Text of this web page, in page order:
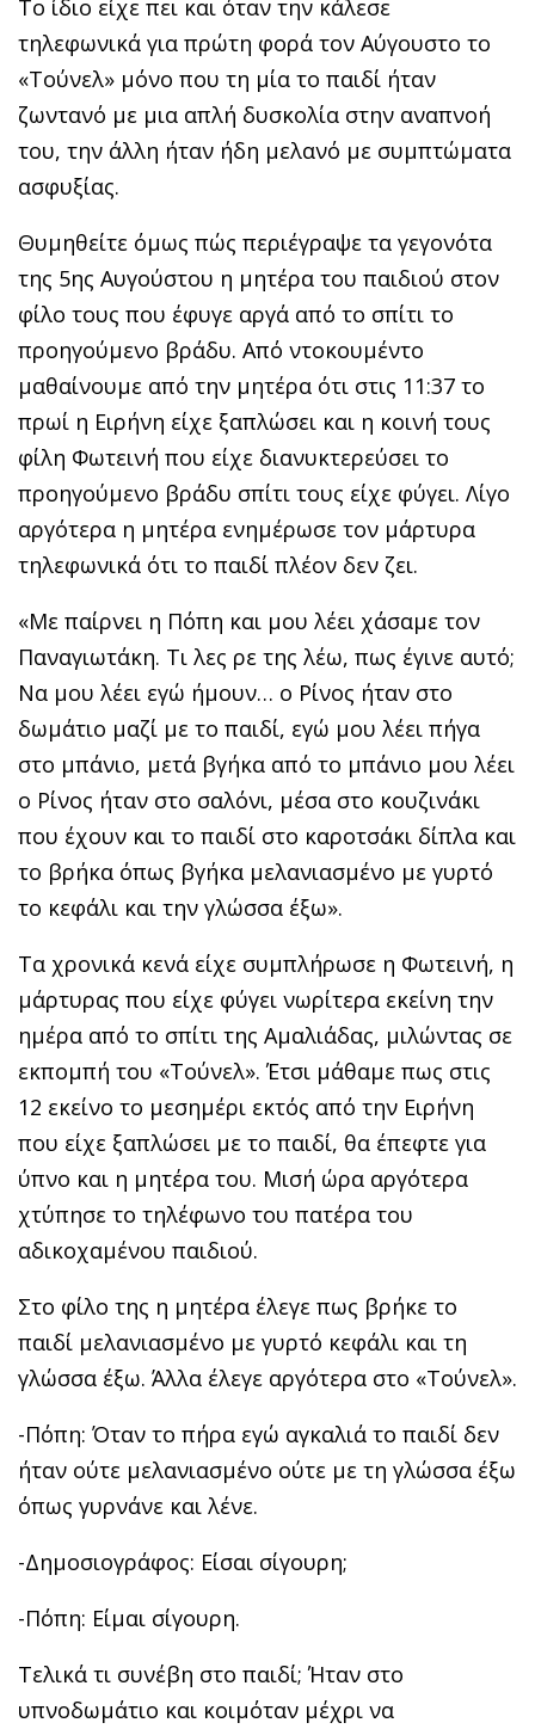
Το ίδιο είχε πει και όταν την κάλεσε
τηλεφωνικά για πρώτη φορά τον Αύγουστο το
«Τούνελ» μόνο που τη μία το παιδί ήταν
ζωντανό με μια απλή δυσκολία στην αναπνοή
του, την άλλη ήταν ήδη μελανό με συμπτώματα
ασφυξίας.
Θυμηθείτε όμως πώς περιέγραψε τα γεγονότα
της 5ης Αυγούστου η μητέρα του παιδιού στον
φίλο τους που έφυγε αργά από το σπίτι το
προηγούμενο βράδυ. Από ντοκουμέντο
μαθαίνουμε από την μητέρα ότι στις 11:37 το
πρωί η Ειρήνη είχε ξαπλώσει και η κοινή τους
φίλη Φωτεινή που είχε διανυκτερεύσει το
προηγούμενο βράδυ σπίτι τους είχε φύγει. Λίγο
αργότερα η μητέρα ενημέρωσε τον μάρτυρα
τηλεφωνικά ότι το παιδί πλέον δεν ζει.
«Με παίρνει η Πόπη και μου λέει χάσαμε τον
Παναγιωτάκη. Τι λες ρε της λέω, πως έγινε αυτό;
Να μου λέει εγώ ήμουν… ο Ρίνος ήταν στο
δωμάτιο μαζί με το παιδί, εγώ μου λέει πήγα
στο μπάνιο, μετά βγήκα από το μπάνιο μου λέει
ο Ρίνος ήταν στο σαλόνι, μέσα στο κουζινάκι
που έχουν και το παιδί στο καροτσάκι δίπλα και
το βρήκα όπως βγήκα μελανιασμένο με γυρτό
το κεφάλι και την γλώσσα έξω».
Τα χρονικά κενά είχε συμπλήρωσε η Φωτεινή, η
μάρτυρας που είχε φύγει νωρίτερα εκείνη την
ημέρα από το σπίτι της Αμαλιάδας, μιλώντας σε
εκπομπή του «Τούνελ». Έτσι μάθαμε πως στις
12 εκείνο το μεσημέρι εκτός από την Ειρήνη
που είχε ξαπλώσει με το παιδί, θα έπεφτε για
ύπνο και η μητέρα του. Μισή ώρα αργότερα
χτύπησε το τηλέφωνο του πατέρα του
αδικοχαμένου παιδιού.
Στο φίλο της η μητέρα έλεγε πως βρήκε το
παιδί μελανιασμένο με γυρτό κεφάλι και τη
γλώσσα έξω. Άλλα έλεγε αργότερα στο «Τούνελ».
-Πόπη: Όταν το πήρα εγώ αγκαλιά το παιδί δεν
ήταν ούτε μελανιασμένο ούτε με τη γλώσσα έξω
όπως γυρνάνε και λένε.
-Δημοσιογράφος: Είσαι σίγουρη;
-Πόπη: Είμαι σίγουρη.
Τελικά τι συνέβη στο παιδί; Ήταν στο
υπνοδωμάτιο και κοιμόταν μέχρι να